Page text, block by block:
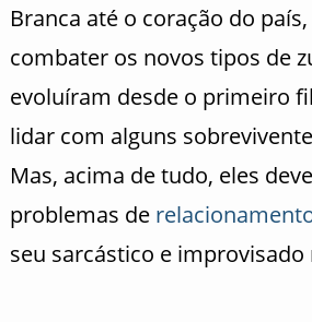
Branca até o coração do
combater os novos tipos de
evoluíram desde o primeiro
lidar com alguns
Mas, acima de tudo, eles
problemas de
seu sarcástico e